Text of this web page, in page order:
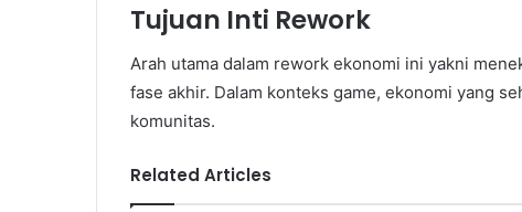
Tujuan Inti Rework
Arah utama dalam rework ekonomi ini yakni
fase akhir. Dalam konteks game, ekonomi yang
komunitas.
Related Articles